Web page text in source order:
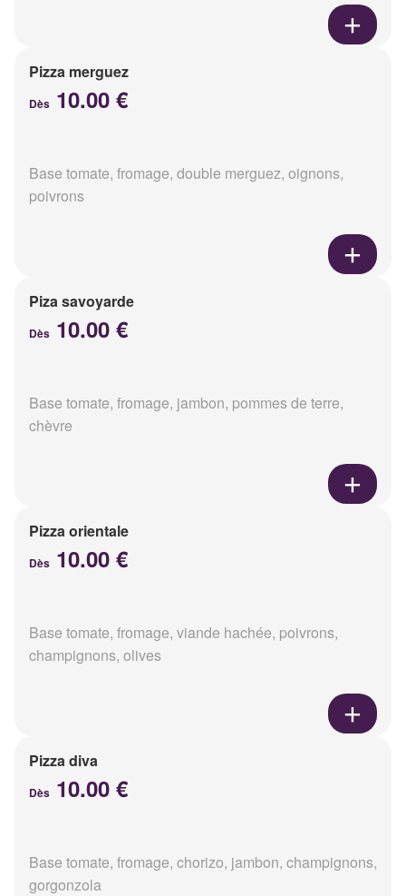
Pizza merguez
Dès 10.00 €
Base tomate, fromage, double merguez, oignons,
poivrons
Piza savoyarde
Dès 10.00 €
Base tomate, fromage, jambon, pommes de terre,
chèvre
Pizza orientale
Dès 10.00 €
Base tomate, fromage, viande hachée, poivrons,
champignons, olives
Pizza diva
Dès 10.00 €
Base tomate, fromage, chorizo, jambon, champignons,
gorgonzola